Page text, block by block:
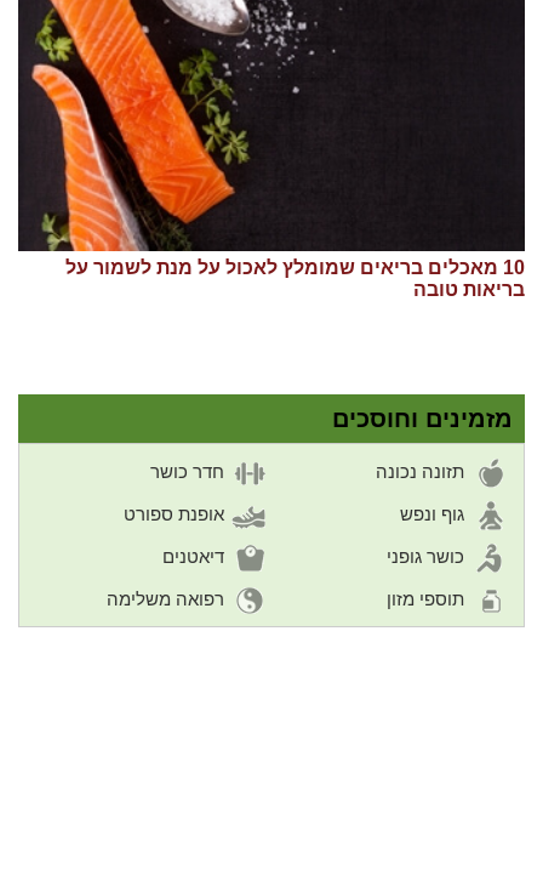
10 מאכלים בריאים שמומלץ לאכול על מנת לשמור על
בריאות טובה
מזמינים וחוסכים
תזונה נכונה חדר כושר
גוף ונפש אופנת ספורט
כושר גופני דיאטנים
תוספי מזון רפואה משלימה